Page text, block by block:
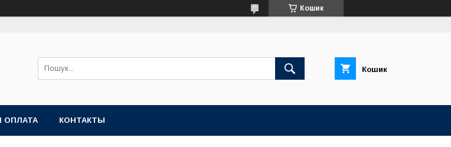
Кошик
Кошик
ОПЛАТА КОНТАКТЫ